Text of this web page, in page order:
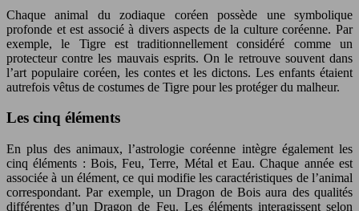
Chaque animal du zodiaque coréen possède une symbolique
profonde et est associé à divers aspects de la culture coréenne. Par
exemple, le Tigre est traditionnellement considéré comme un
protecteur contre les mauvais esprits. On le retrouve souvent dans
l’art populaire coréen, les contes et les dictons. Les enfants étaient
autrefois vêtus de costumes de Tigre pour les protéger du malheur.
Les cinq éléments
En plus des animaux, l’astrologie coréenne intègre également les
cinq éléments : Bois, Feu, Terre, Métal et Eau. Chaque année est
associée à un élément, ce qui modifie les caractéristiques de l’animal
correspondant. Par exemple, un Dragon de Bois aura des qualités
différentes d’un Dragon de Feu. Les éléments interagissent selon